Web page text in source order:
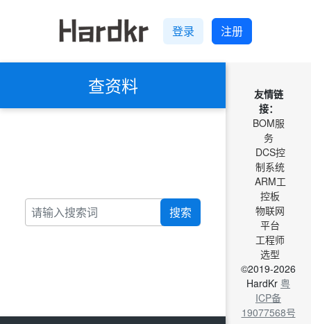
登录 注册
查资料
搜索
友情链
接：
BOM服
务
DCS控
制系统
ARM工
控板
物联网
平台
工程师
选型
©2019-2026
HardKr 粤
ICP备
19077568号